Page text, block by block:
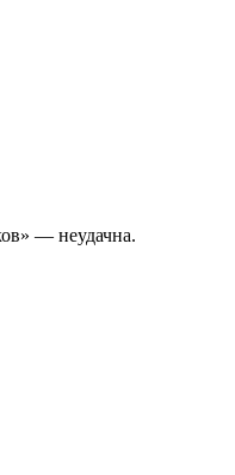
— неудачна.